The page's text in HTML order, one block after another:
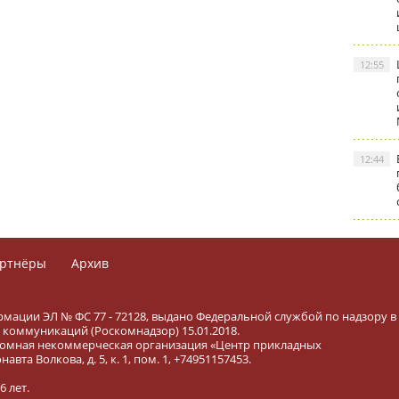
12:55
12:44
Архив
ЭЛ № ФС 77 - 72128, выдано Федеральной службой по надзору в
(Роскомнадзор) 15.01.2018.
некоммерческая организация «Центр прикладных
Волкова, д. 5, к. 1, пом. 1, +74951157453.
лет.